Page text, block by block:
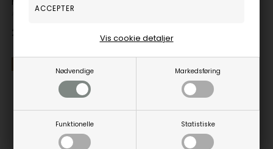
Nødvendige Markedsføring
Funktionelle Statistiske
Vis cookie detaljer
Aagaard
2.669,00 7.898,00